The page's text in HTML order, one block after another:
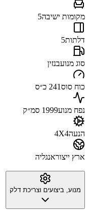
מקומות ישיבה5
דלתות5
סוג מנועבנזין
כוח סוס241 כ״ס
נפח מנוע1999 סמ״ק
הנעה4X4
ארץ ייצוראנגליה
מנוע, ביצועים וצריכת דלק